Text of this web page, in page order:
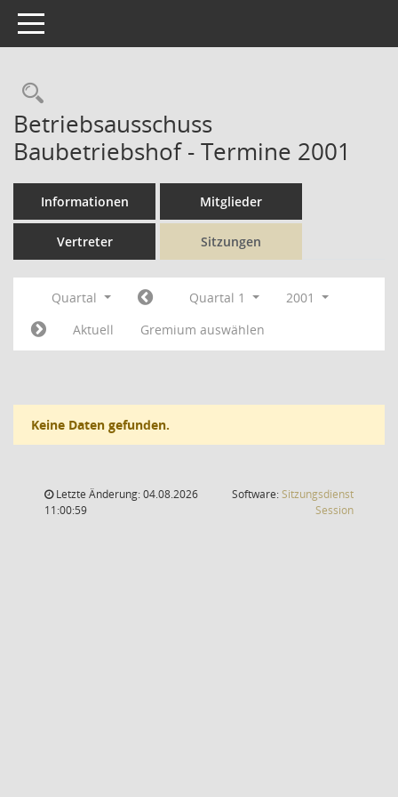
Toggle navigation
Rechercheauswahl
Betriebsausschuss
Baubetriebshof - Termine 2001
Informationen Mitglieder
Vertreter Sitzungen
Quartal Quartal 1
2001
Aktuell
Gremium auswählen
Keine Daten gefunden.
Letzte Änderung: 04.08.2026
11:00:59
Software:Sitzungsdienst
Session(Wird in